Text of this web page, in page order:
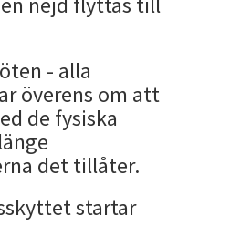
- alla
överens om att
de fysiska
det tillåter.
startar